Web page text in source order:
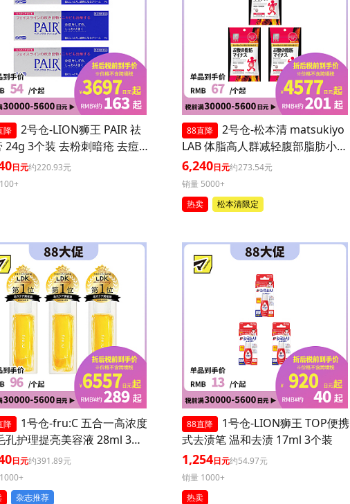
降
2号仓-LION狮王 PAIR 祛
24g 3个装 去粉刺暗疮 去痘
痘坑 舒缓炎症红肿【第2类
】
日元约220.93元
88直降
2号仓-松本清 matsukiyo
LAB 体脂高人群减轻腹部脂肪小腹
丸 90粒 3个装
6,240日元约273.54元
销量 5000+
热卖
松本清限定
降
1号仓-fru:C 五合一高浓度
孔护理提亮美容液 28ml 3个
少毛孔 懒人护肤
日元约391.89元
杂志推荐
88直降
1号仓-LION狮王 TOP便携
式去渍笔 温和去渍 17ml 3个装
1,254日元约54.97元
销量 1000+
热卖